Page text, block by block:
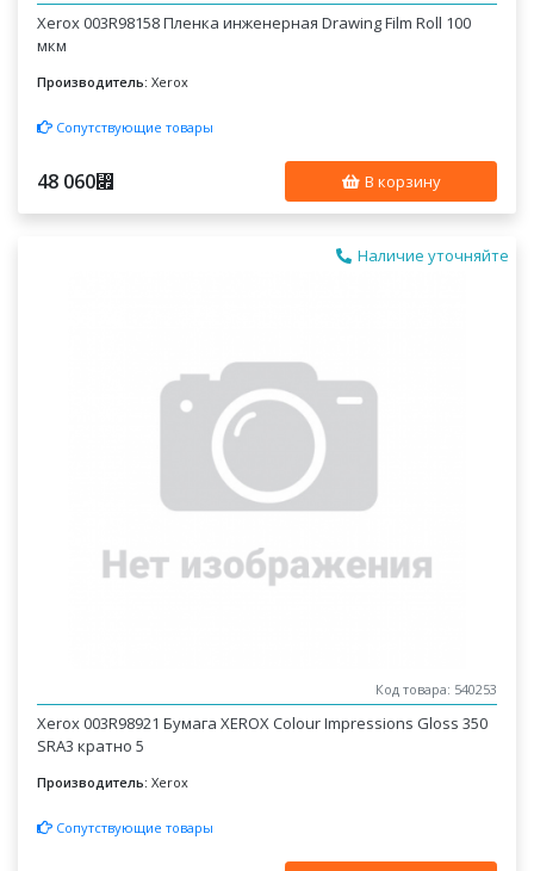
Xerox 003R98158 Пленка инженерная Drawing Film Roll 100
мкм
Производитель: Xerox
Сопутствующие товары
48 060⃏ В корзину
Наличие уточняйте
Код товара: 540253
Xerox 003R98921 Бумага XEROX Colour Impressions Gloss 350
SRA3 кратно 5
Производитель: Xerox
Сопутствующие товары